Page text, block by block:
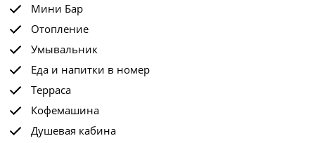
Мини Бар
Отопление
Умывальник
Еда и напитки в номер
Терраса
Кофемашина
Душевая кабина